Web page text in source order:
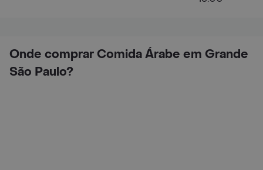
Onde comprar Comida Árabe em Grande
São Paulo?